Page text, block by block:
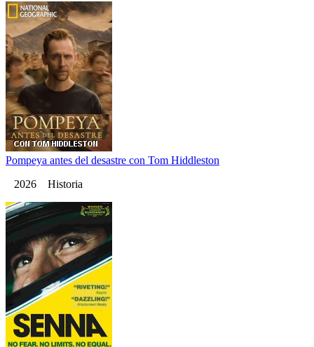
Pompeya antes del desastre con Tom Hiddleston
2026 Historia